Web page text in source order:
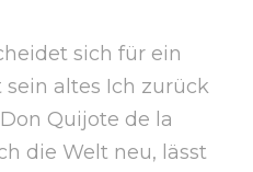
sich für ein
sein altes Ich zurück
Quijote de la
die Welt neu, lässt